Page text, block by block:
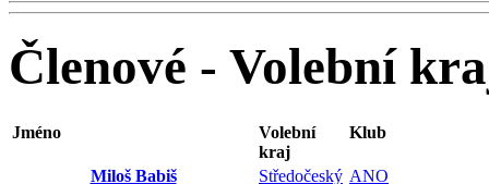
Členové - Volební
Jméno
Volební
kraj
Klub
Miloš Babiš Středočeský ANO